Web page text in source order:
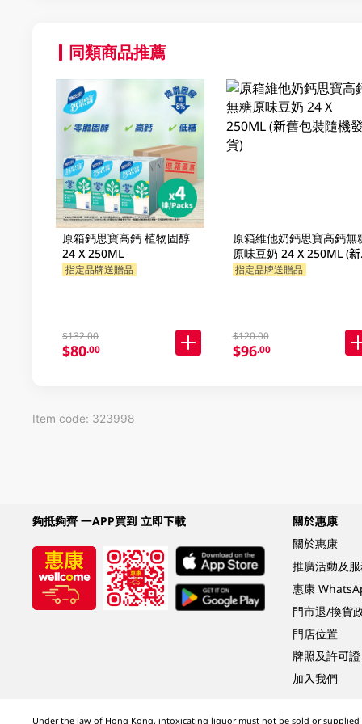
同類商品推薦
原箱鈣思寶高鈣 植物固醇
24 X 250ML
指定品牌送贈品
$132.00
$80.00
原箱維他奶鈣思寶高鈣無
原味豆奶 24 X 250ML (
包裝隨機發貨)
指定品牌送贈品
$120.00
$96.00
Item code: 323998
夠抵夠齊 一APP買到 立即下載
關於惠康
關於惠康
推廣活動及
惠康
門市退/換貨
門店位置
牌照及許可證
加入我們
Under the law of Hong Kong, intoxicating liquor must not be sold or